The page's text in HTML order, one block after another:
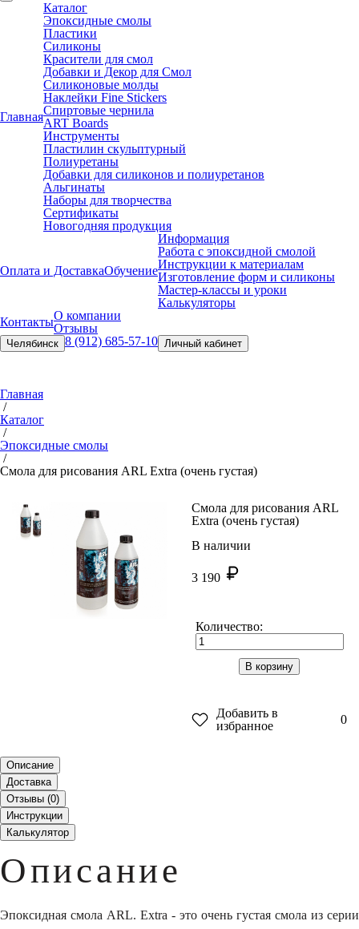
Главная
Каталог
Эпоксидные смолы
Пластики
Силиконы
Красители для смол
Добавки и Декор для Смол
Силиконовые молды
Наклейки Fine Stickers
Спиртовые чернила
ART Boards
Инструменты
Пластилин скульптурный
Полиуретаны
Добавки для силиконов и полиуретанов
Альгинаты
Наборы для творчества
Сертификаты
Новогодняя продукция
Оплата и ДоставкаОбучение
Информация
Работа с эпоксидной смолой
Инструкции к материалам
Изготовление форм и силиконы
Мастер-классы и уроки
Калькуляторы
КонтактыО компании
Отзывы
Челябинск 8 (912) 685-57-10 Личный кабинет
Главная
/
Каталог
/
Эпоксидные смолы
/
Смола для рисования ARL Extra (очень густая)
Смола для рисования ARL
Extra (очень густая)
В наличии
3 190
Количество:
В корзину
Добавить в
избранное
0
Описание
Доставка
Отзывы (0)
Инструкции
Калькулятор
Описание
Эпоксидная смола ARL. Extra - это очень густая смола из серии